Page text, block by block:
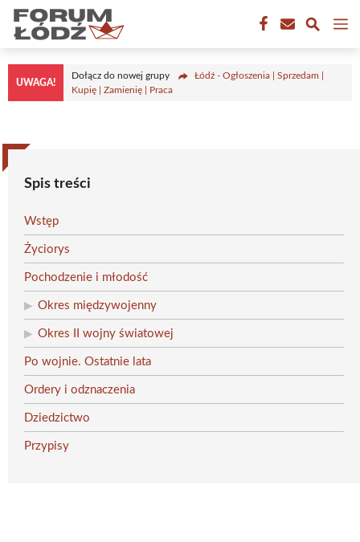
Przejdź
treści
UWAGA!
Dołącz do nowej grupy
Łódź - Ogłoszenia | Sprzedam |
Kupię | Zamienię | Praca
Spis treści
Wstęp
Życiorys
Pochodzenie i młodość
Okres międzywojenny
Okres II wojny światowej
Po wojnie. Ostatnie lata
Ordery i odznaczenia
Dziedzictwo
Przypisy